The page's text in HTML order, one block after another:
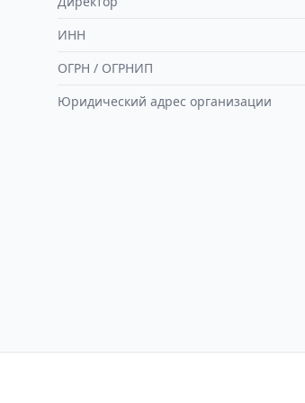
ИНН
ОГРН / ОГРНИП
Юридический адрес организации